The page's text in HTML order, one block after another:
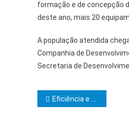
formação e de concepção
deste ano, mais 20
A população atendida
Companhia de
Secretaria de
Navegação
Eficiência e sustentabilidade: Como a gestão de frotas contribui para cidades mais verdes